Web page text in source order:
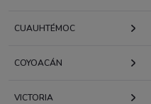
CUAUHTÉMOC
COYOACÁN
VICTORIA